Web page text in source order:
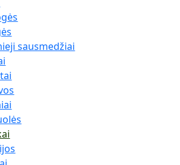
sausmedžiai